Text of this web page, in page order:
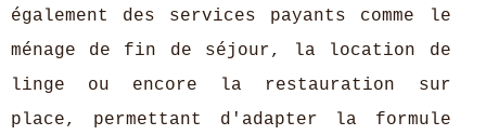
également des services payants comme le
ménage de fin de séjour, la location de
linge ou encore la restauration sur
place, permettant d'adapter la formule